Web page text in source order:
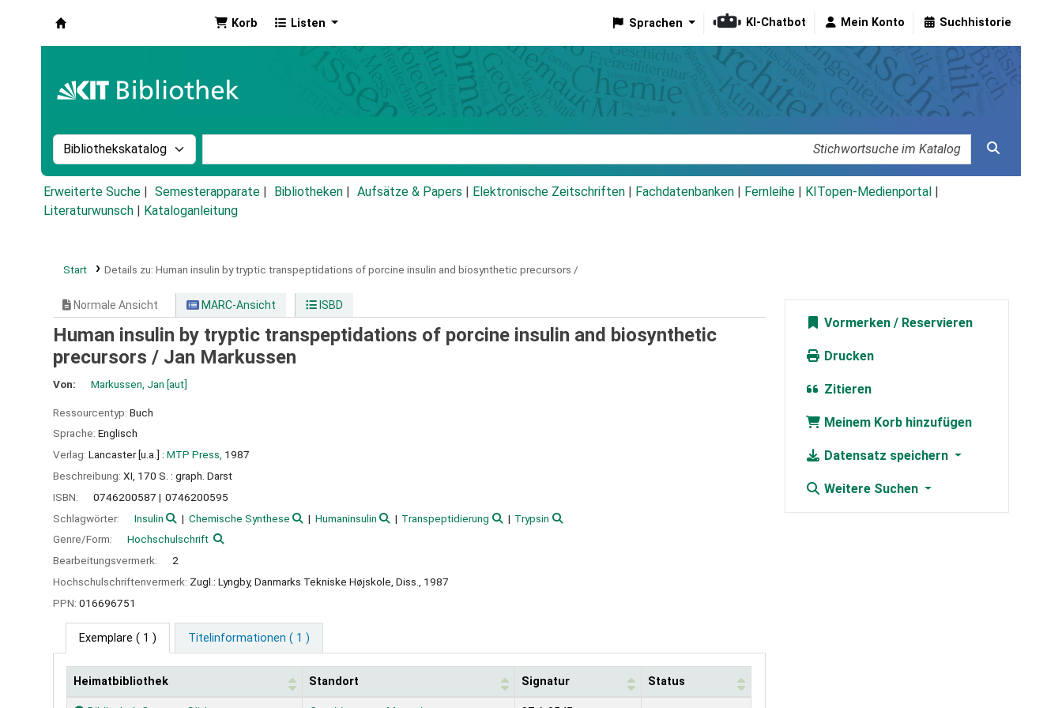
Korb Listen Sprachen KI-Chatbot Mein Konto Suchhistorie
Suche im Katalog nach:
Erweiterte Suche Semesterapparate Bibliotheken Aufsätze & Papers Elektronische Zeitschriften Fachdatenbanken Fernleihe KITopen-Medienportal
Literaturwunsch
Kataloganleitung
Start Details zu: Human insulin by tryptic transpeptidations of porcine insulin and biosynthetic precursors /
Normale Ansicht MARC-Ansicht ISBD
Human insulin by tryptic transpeptidations of porcine insulin and biosynthetic
precursors / Jan Markussen
Von: Markussen, Jan [aut]
Ressourcentyp: Buch
Sprache: Englisch
Verlag: Lancaster [u.a.] : MTP Press, 1987
Beschreibung: XI, 170 S. : graph. Darst
ISBN:
0746200587
0746200595
Schlagwörter:
Insulin Chemische Synthese Humaninsulin Transpeptidierung
Trypsin
Genre/Form:
Hochschulschrift
Bearbeitungsvermerk:
2
Hochschulschriftenvermerk: Zugl.: Lyngby, Danmarks Tekniske Højskole, Diss., 1987
PPN: 016696751
Exemplare ( 1 ) Titelinformationen ( 1 )
Exemplare
Heimatbibliothek Standort Signatur Status
Vormerken
Drucken
Zitieren
Meinem Korb hinzufügen
Datensatz speichern
Weitere Suchen